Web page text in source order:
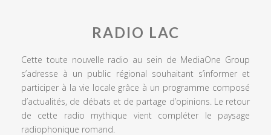
RADIO LAC
Cette toute nouvelle radio au sein de MediaOne Group
s’adresse à un public régional souhaitant s’informer et
participer à la vie locale grâce à un programme composé
d’actualités, de débats et de partage d’opinions. Le retour
de cette radio mythique vient compléter le paysage
radiophonique romand.